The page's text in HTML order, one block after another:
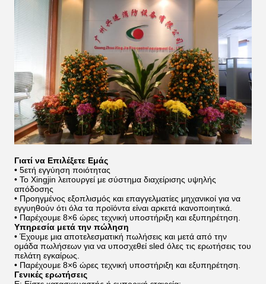
Γιατί να Επιλέξετε Εμάς
• 5ετή εγγύηση ποιότητας
• Το Xingjin λειτουργεί με σύστημα διαχείρισης υψηλής
απόδοσης
• Προηγμένος εξοπλισμός και επαγγελματίες μηχανικοί για να
εγγυηθούν ότι όλα τα προϊόντα είναι αρκετά ικανοποιητικά.
• Παρέχουμε 8×6 ώρες τεχνική υποστήριξη και εξυπηρέτηση.
Υπηρεσία μετά την πώληση
• Έχουμε μια αποτελεσματική πωλήσεις και μετά από την
ομάδα πωλήσεων για να υποσχεθεί sled όλες τις ερωτήσεις του
πελάτη εγκαίρως.
• Παρέχουμε 8×6 ώρες τεχνική υποστήριξη και εξυπηρέτηση.
Γενικές ερωτήσεις